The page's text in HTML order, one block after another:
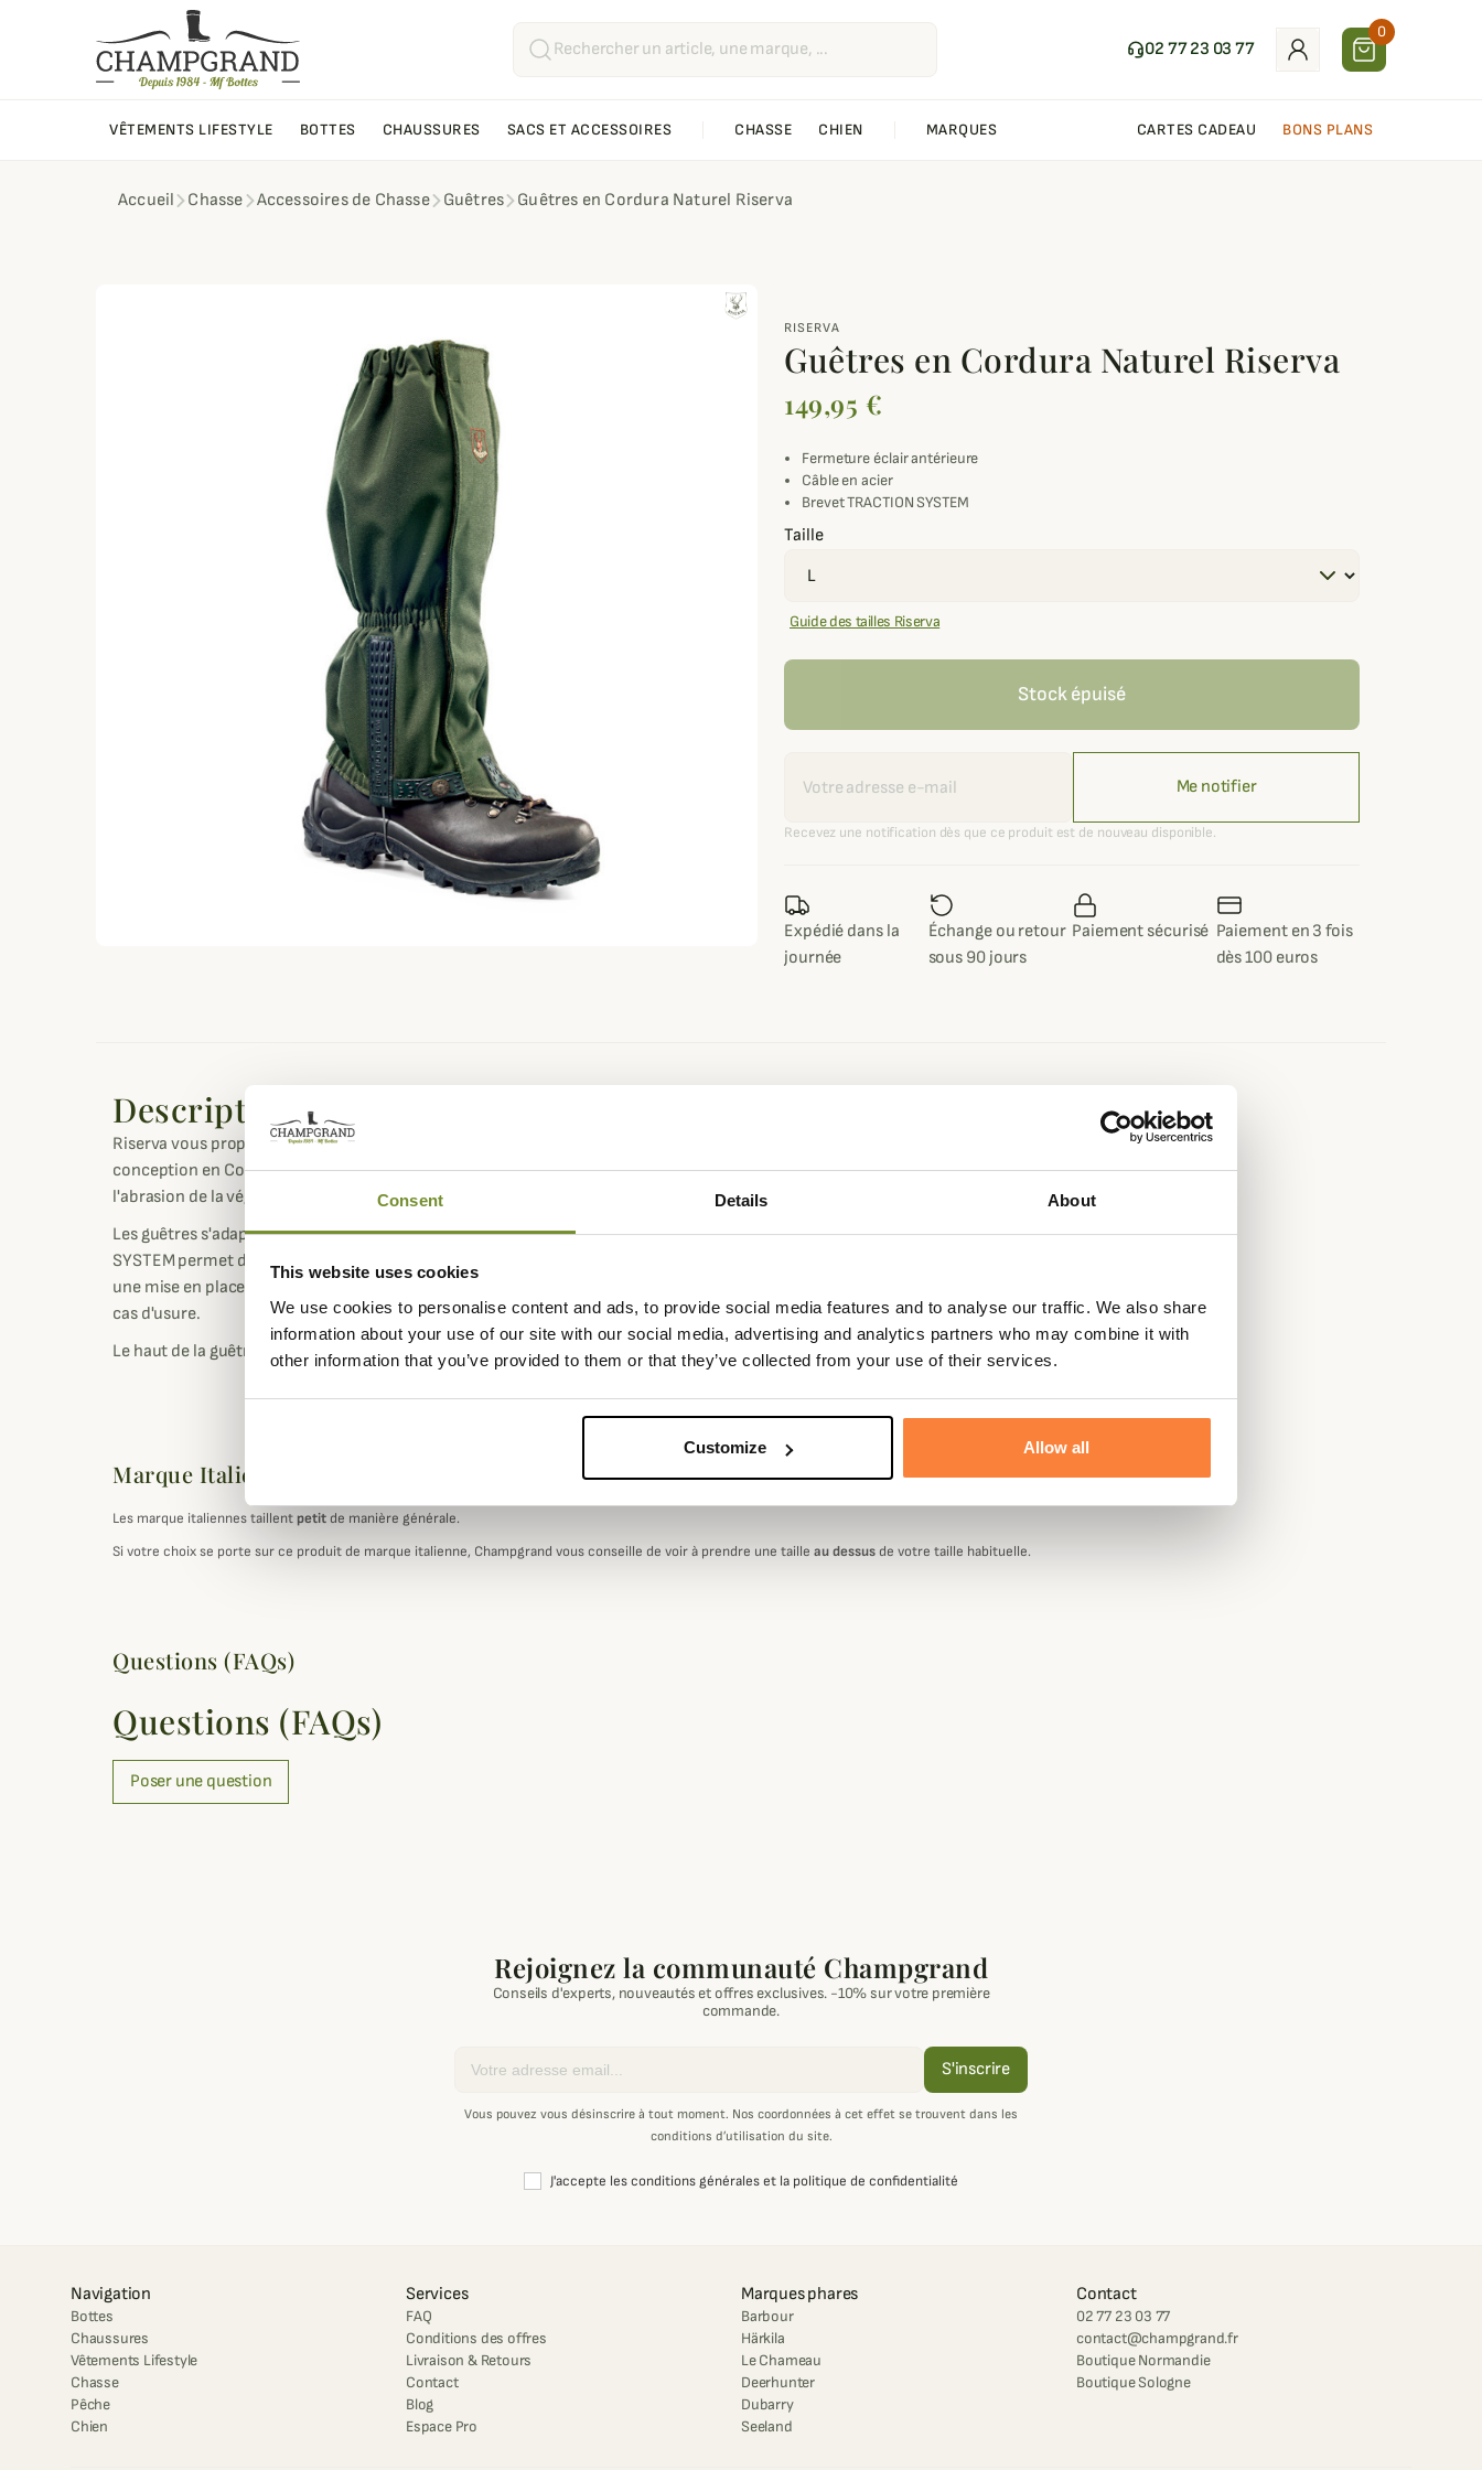
Consent Details About
This website uses cookies
We use cookies to personalise content and ads, to provide social media features and to analyse our traffic. We also share
information about your use of our site with our social media, advertising and analytics partners who may combine it with
other information that you’ve provided to them or that they’ve collected from your use of their services.
Customize Allow all
02 77 23 03 77
0
VÊTEMENTS LIFESTYLE BOTTES CHAUSSURES SACS ET ACCESSOIRES CHASSE CHIEN MARQUES CARTES CADEAU BONS PLANS
Accueil Chasse Accessoires de Chasse Guêtres Guêtres en Cordura Naturel Riserva
RISERVA
Guêtres en Cordura Naturel Riserva
149,95 €
Fermeture éclair antérieure
Câble en acier
Brevet TRACTION SYSTEM
Taille
Guide des tailles Riserva
Stock épuisé
Me notifier
Recevez une notification dès que ce produit est de nouveau disponible.
Expédié dans la
journée
Échange ou retour
sous 90 jours
Paiement sécurisé Paiement en 3 fois
dès 100 euros
Description
Riserva vous propose ces guêtres tout autant confortables que robustes avec sa
conception en Cordura. Vous pourrez ainsi protéger le bas de vos jambes faces à
l'abrasion de la végétation en forêt ou face à l'humidité en plaine.
Les guêtres s'adapteront à tout type de chaussures. Leur brevet exclusif TRACTION
SYSTEM permet de sécuriser la marche, une adhérence optimale sous la semelle,
une mise en place facile et un câble en acier très résistant qui peut être changé en
cas d'usure.
Le haut de la guêtre est élastiqué pour un meilleur maintien.
Marque Italienne : Choisir sa Taille
Les marque italiennes taillentpetit de manière générale.
Si votre choix se porte sur ce produit de marque italienne, Champgrand vous conseille de voir à prendre une taille au dessusde votre taille habituelle.
Questions (FAQs)
Questions (FAQs)
Poser une question
Rejoignez la communauté Champgrand
Conseils d'experts, nouveautés et offres exclusives. -10% sur votre première
commande.
S'inscrire
Vous pouvez vous désinscrire à tout moment. Nos coordonnées à cet effet se trouvent dans les
conditions d’utilisation du site.
J'accepte les conditions générales et la politique de confidentialité
Navigation
Bottes
Chaussures
Vêtements Lifestyle
Chasse
Pêche
Chien
Services
FAQ
Conditions des offres
Livraison & Retours
Contact
Blog
Espace Pro
Marques phares
Barbour
Härkila
Le Chameau
Deerhunter
Dubarry
Seeland
Contact
02 77 23 03 77
contact@champgrand.fr
Boutique Normandie
Boutique Sologne